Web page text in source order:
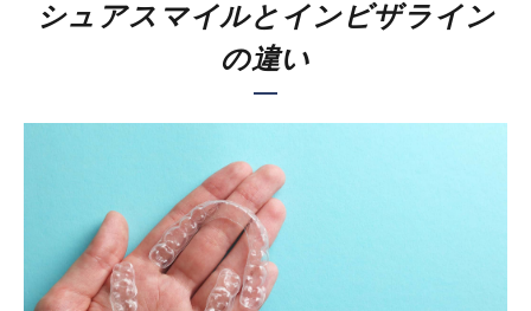
シュアスマイルとインビザライン
の違い